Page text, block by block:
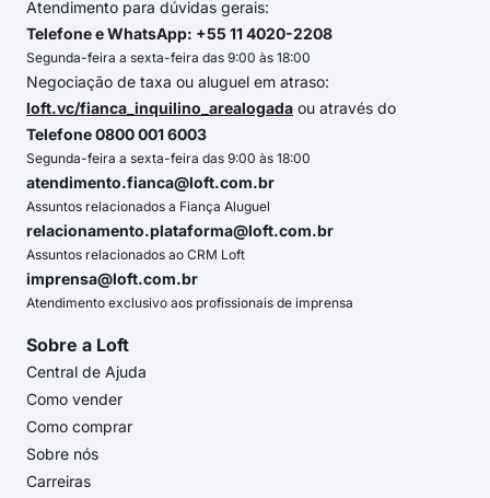
Atendimento para dúvidas gerais:
Telefone e WhatsApp: +55 11 4020-2208
Segunda-feira a sexta-feira das 9:00 às 18:00
Negociação de taxa ou aluguel em atraso:
loft.vc/fianca_inquilino_arealogada ou através do
Telefone 0800 001 6003
Segunda-feira a sexta-feira das 9:00 às 18:00
atendimento.fianca@loft.com.br
Assuntos relacionados a Fiança Aluguel
relacionamento.plataforma@loft.com.br
Assuntos relacionados ao CRM Loft
imprensa@loft.com.br
Atendimento exclusivo aos profissionais de imprensa
Sobre a Loft
Central de Ajuda
Como vender
Como comprar
Sobre nós
Carreiras